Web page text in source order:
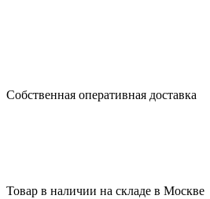
Собственная оперативная доставка
Товар в наличии на складе в Москве